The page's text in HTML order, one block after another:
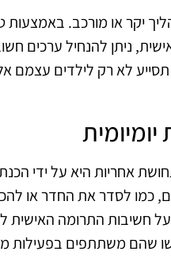
יקר או מורכב.
ניתן להנחיל ערכים
תסייע לא רק לילדים
אחריות היא על ידי
כמו לסדר את החדר או
על חשיבות התרומה
שהם משתתפים בפעילות